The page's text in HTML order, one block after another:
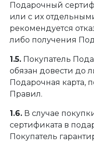
Подарочный
или с их
рекомендуется
либо получения
1.5. Покупатель
обязан довести до
Подарочная карта,
Правил.
1.6. В случае
сертификата в
Покупатель